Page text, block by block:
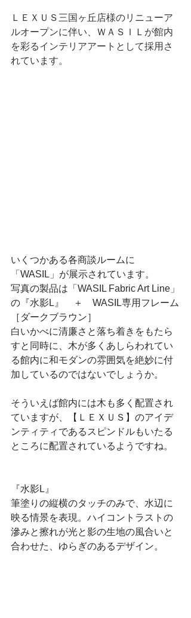
ＬＥＸＵＳ三国ヶ丘店様のリニューア
ルオープンに伴い、ＷＡＳＩＬが館内
を彩るインテリアアートとして採用さ
れています。
いくつかある各商談ルームに
「WASIL」が展示されています。
写真の製品は「WASIL Fabric Art Line」
の『水影L』　＋　WASIL専用フレーム
［ダークブラウン］
白いかべに清廉さと落ち着きをもたら
すと同時に、木が多くあしらわれてい
る館内に和モダンの雰囲気を絶妙に付
加しているのではないでしょうか。
そういえば館内には木も多く配置され
ていますが、【ＬＥＸＵＳ】のアイデ
ンティティであるスピンドルもいたる
ところに配置されているようですね。
『水影L』
筆塗りの縦横のタッチのみで、水辺に
映る情景を表現。ハイコントラストの
滲みと擦れが光と影の生地の風合いと
合わせた、ゆらぎのあるデザイン。